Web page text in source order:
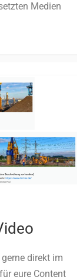
Medien
direkt im
eure Content